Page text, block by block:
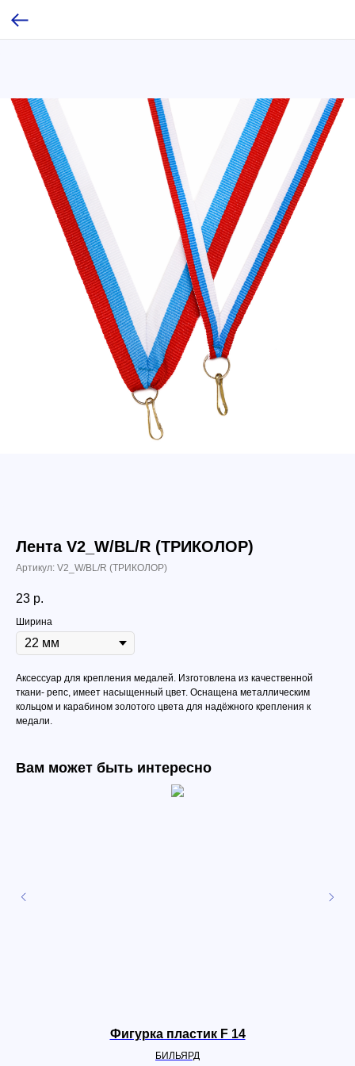
Лента V2_W/BL/R (ТРИКОЛОР)
Артикул: V2_W/BL/R (ТРИКОЛОР)
23 р.
Ширина
Аксессуар для крепления медалей. Изготовлена из качественной
ткани- репс, имеет насыщенный цвет. Оснащена металлическим
кольцом и карабином золотого цвета для надёжного крепления к
медали.
Вам может быть интересно
Фигурка пластик F 14
БИЛЬЯРД